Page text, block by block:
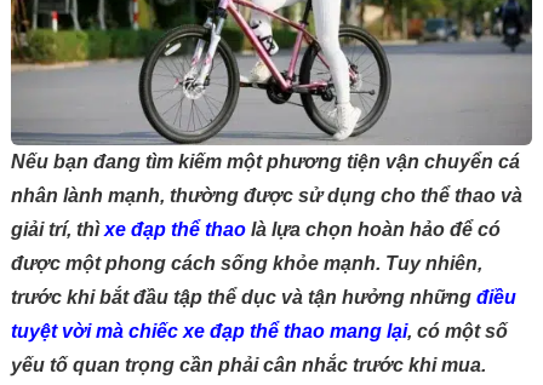
Nếu bạn đang tìm kiếm một phương tiện vận chuyển cá
nhân lành mạnh, thường được sử dụng cho thể thao và
giải trí, thìxe đạp thể thao là lựa chọn hoàn hảo để có
được một phong cách sống khỏe mạnh. Tuy nhiên,
trước khi bắt đầu tập thể dục và tận hưởng những điều
tuyệt vời mà chiếc xe đạp thể thao mang lại, có một số
yếu tố quan trọng cần phải cân nhắc trước khi mua.